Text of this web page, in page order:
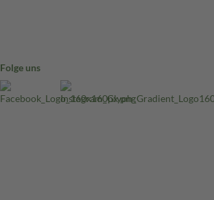
Folge uns